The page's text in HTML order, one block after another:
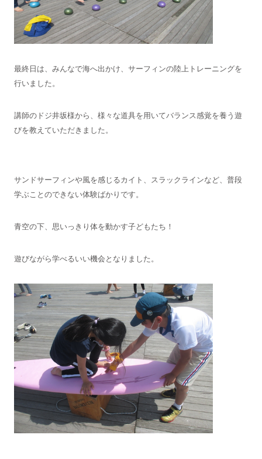
最終日は、みんなで海へ出かけ、サーフィンの陸上トレーニングを
行いました。
講師のドジ井坂様から、様々な道具を用いてバランス感覚を養う遊
びを教えていただきました。
サンドサーフィンや風を感じるカイト、スラックラインなど、普段
学ぶことのできない体験ばかりです。
青空の下、思いっきり体を動かす子どもたち！
遊びながら学べるいい機会となりました。